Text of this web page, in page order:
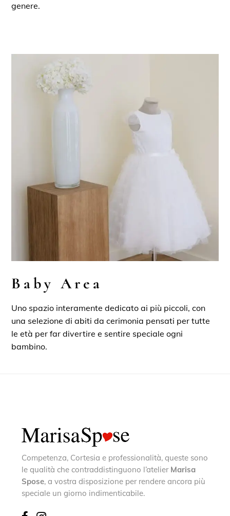
genere.​
Baby Area
Uno spazio interamente dedicato ai più piccoli, con
una selezione di abiti da cerimonia pensati per tutte
le età per far divertire e sentire speciale ogni
bambino.
Competenza, Cortesia e professionalità, queste sono
le qualità che contraddistinguono l’atelier Marisa
Spose, a vostra disposizione per rendere ancora più
speciale un giorno indimenticabile.